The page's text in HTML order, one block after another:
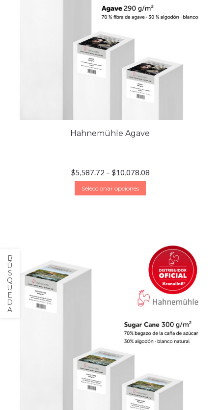
Hahnemühle Agave
$5,587.72 – $10,078.08
Seleccionar opciones